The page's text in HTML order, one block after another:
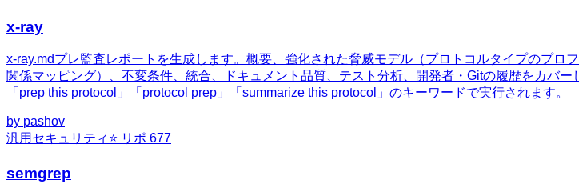
x-ray
x-ray.mdプレ監査レポートを生成します。概要、強化された脅威モデル（プロトコルタイプのプ
関係マッピング）、不変条件、統合、ドキュメント品質、テスト分析、開発者・Gitの履歴をカバ
「prep this protocol」「protocol prep」「summarize this protocol」のキーワードで実行されます。
by pashov
汎用 セキュリティ ⭐ リポ 677
semgrep